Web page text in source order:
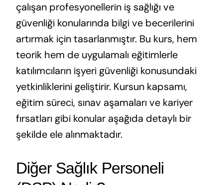
çalışan profesyonellerin iş sağlığı ve
güvenliği konularında bilgi ve becerilerini
artırmak için tasarlanmıştır. Bu kurs, hem
teorik hem de uygulamalı eğitimlerle
katılımcıların işyeri güvenliği konusundaki
yetkinliklerini geliştirir. Kursun kapsamı,
eğitim süreci, sınav aşamaları ve kariyer
fırsatları gibi konular aşağıda detaylı bir
şekilde ele alınmaktadır.
Diğer Sağlık Personeli